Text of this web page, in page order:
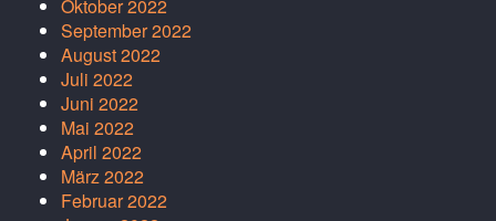
Oktober 2022
September 2022
August 2022
Juli 2022
Juni 2022
Mai 2022
April 2022
März 2022
Februar 2022